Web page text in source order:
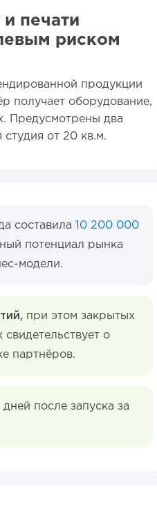
печати
риском
продукции
получает оборудование,
Предусмотрены два
от 20 кв.м.
составила
10 200 000
потенциал рынка
модели.
при этом закрытых
о
партнёров.
дней после запуска за